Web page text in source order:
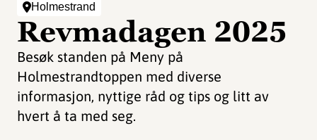
Holmestrand
Revmadagen 2025
Besøk standen på Meny på
Holmestrandtoppen med diverse
informasjon, nyttige råd og tips og litt av
hvert å ta med seg.